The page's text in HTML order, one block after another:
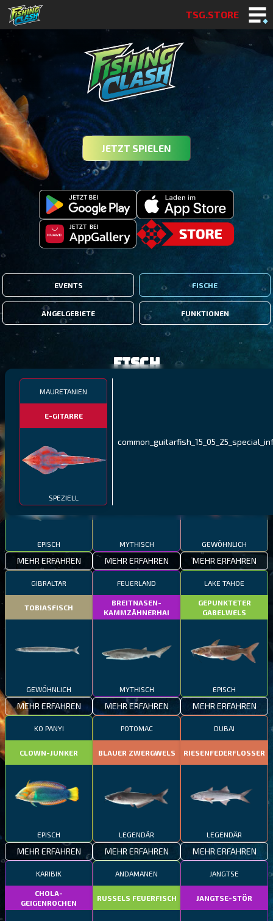
TSG.STORE
JETZT SPIELEN
EVENTS FISCHE
ANGELGEBIETE FUNKTIONEN
MAURETANIEN
E-GITARRE
SPEZIELL
Fisch
GESTRECKTER
SCHABEMUND-
BUNTBARSCH
EPISCH
MEHR ERFAHREN
NÖRDLICHE FJORDE
ATLANTISCHER LENG
MYTHISCH
MEHR ERFAHREN
GALAPAGOS-INSELN
GEWÖHNLICH
MEHR ERFAHREN
GIBRALTAR
TOBIASFISCH
GEWÖHNLICH
MEHR ERFAHREN
FEUERLAND
BREITNASEN-
KAMMZÄHNERHAI
MYTHISCH
MEHR ERFAHREN
LAKE TAHOE
GEPUNKTETER
GABELWELS
EPISCH
MEHR ERFAHREN
KO PANYI
CLOWN-JUNKER
EPISCH
MEHR ERFAHREN
POTOMAC
BLAUER ZWERGWELS
LEGENDÄR
MEHR ERFAHREN
DUBAI
RIESENFEDERFLOSSER
LEGENDÄR
MEHR ERFAHREN
KARIBIK
CHOLA-
GEIGENROCHEN
ANDAMANEN
RUSSELS FEUERFISCH
JANGTSE
JANGTSE-STÖR